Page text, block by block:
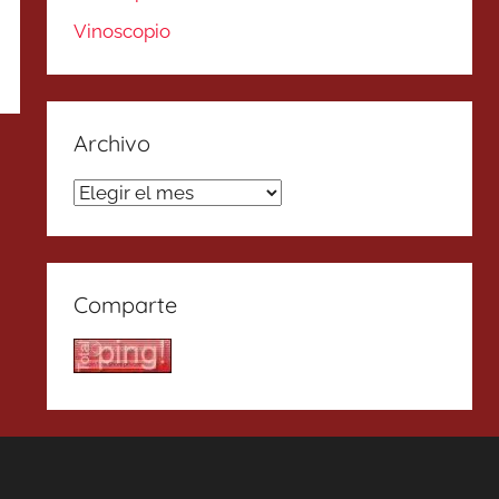
Vinoscopio
Archivo
Archivo
Comparte